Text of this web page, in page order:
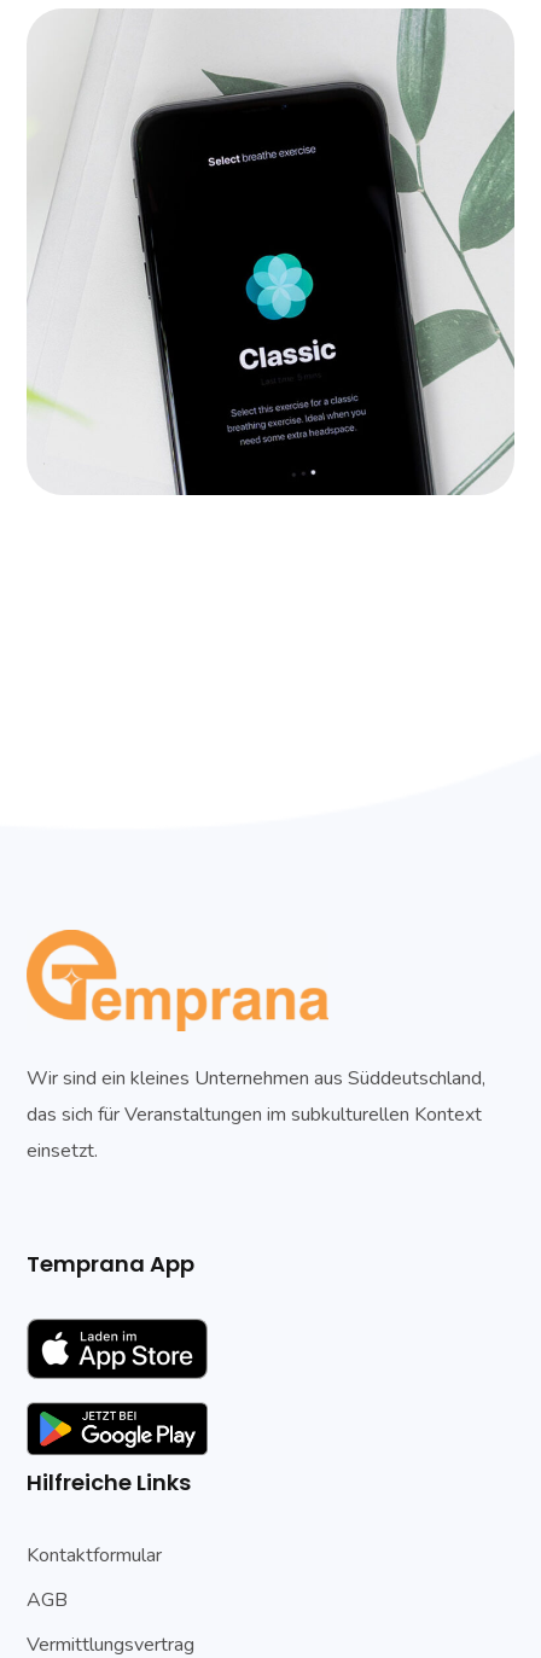
| LANDINGS
Wir sind ein kleines Unternehmen aus Süddeutschland,
das sich für Veranstaltungen im subkulturellen Kontext
einsetzt.
Temprana App
Hilfreiche Links
Kontaktformular
AGB
Vermittlungsvertrag